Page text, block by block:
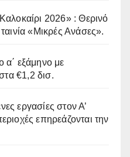
2026» : Θερινό
«Μικρές Ανάσες».
α΄ εξάμηνο με
€1,2 δισ.
εργασίες στον Α’
επηρεάζονται την